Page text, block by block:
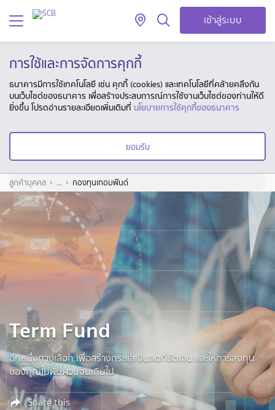
เข้าสู่ระบบ
การใช้และการจัดการคุกกี้
ธนาคารมีการใช้เทคโนโลยี เช่น คุกกี้ (cookies) และเทคโนโลยีที่คล้ายคลึงกัน
บนเว็บไซต์ของธนาคาร เพื่อสร้างประสบการณ์การใช้งานเว็บไซต์ของท่านให้ดี
ยิ่งขึ้น โปรดอ่านรายละเอียดเพิ่มเติมที่ นโยบายการใช้คุกกี้ของธนาคาร
ยอมรับ
ลูกค้าบุคคล ... กองทุนเทอมฟันด์
Term Fund
อีกหนึ่งทางเลือก เพื่อสร้างกระแสเงินสดที่ชัดเจน และให้การลงทุน
ของคุณไม่ผันผวนจนเกินไป
Share this